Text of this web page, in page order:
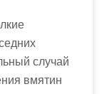
случай
вмятин